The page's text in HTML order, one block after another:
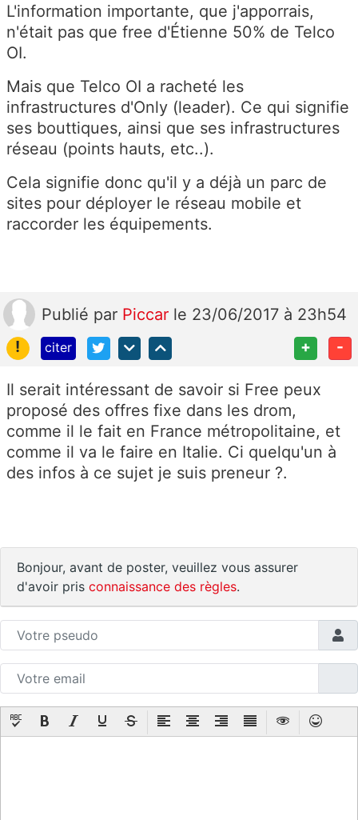
L'information importante, que j'apporrais,
n'était pas que free d'Étienne 50% de Telco
OI.
Mais que Telco OI a racheté les
infrastructures d'Only (leader). Ce qui signifie
ses bouttiques, ainsi que ses infrastructures
réseau (points hauts, etc..).
Cela signifie donc qu'il y a déjà un parc de
sites pour déployer le réseau mobile et
raccorder les équipements.
Publié par Piccar le 23/06/2017 à 23h54
!
citer + -
Il serait intéressant de savoir si Free peux
proposé des offres fixe dans les drom,
comme il le fait en France métropolitaine, et
comme il va le faire en Italie. Ci quelqu'un à
des infos à ce sujet je suis preneur ?.
Bonjour, avant de poster, veuillez vous assurer
d'avoir pris connaissance des règles.